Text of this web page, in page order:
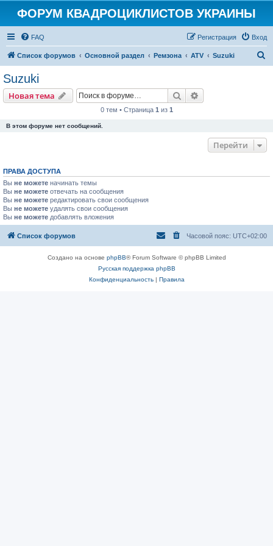
ФОРУМ КВАДРОЦИКЛИСТОВ УКРАИНЫ
FAQ Вход
Регистрация
Список форумов Основной раздел Ремзона ATV Suzuki
Suzuki
Новая тема Поиск
0 тем • Страница 1 из 1
В этом форуме нет сообщений.
Перейти
ПРАВА ДОСТУПА
Вы не можете начинать темы
Вы не можете отвечать на сообщения
Вы не можете редактировать свои сообщения
Вы не можете удалять свои сообщения
Вы не можете добавлять вложения
Список форумов Часовой пояс: UTC+02:00
Создано на основе phpBB® Forum Software © phpBB Limited
Русская поддержка phpBB
Конфиденциальность| Правила